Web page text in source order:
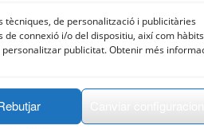
tècniques, de personalització i publicitàries
connexió i/o del dispositiu, així com
publicitat. Obtenir més